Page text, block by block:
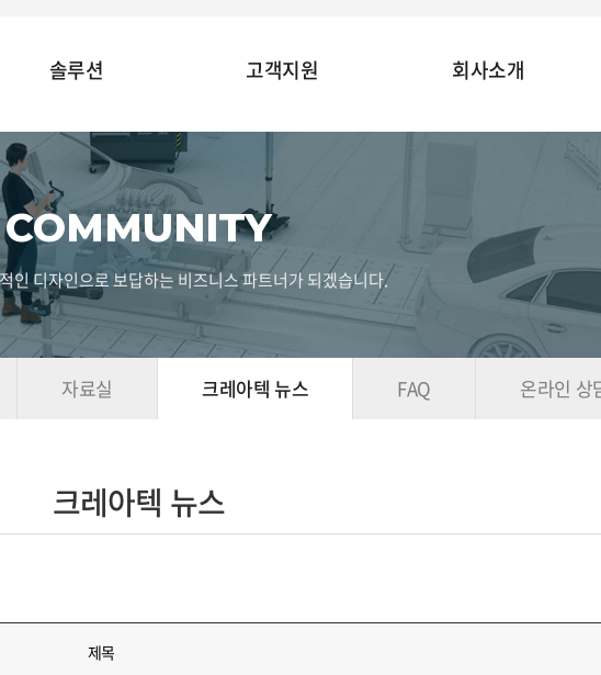
솔루션 고객지원 회사소개
COMMUNITY
인 디자인으로 보답하는 비즈니스 파트너가 되겠습니다.
자료실 크레아텍 뉴스 FAQ 온라인 상
크레아텍 뉴스
제목